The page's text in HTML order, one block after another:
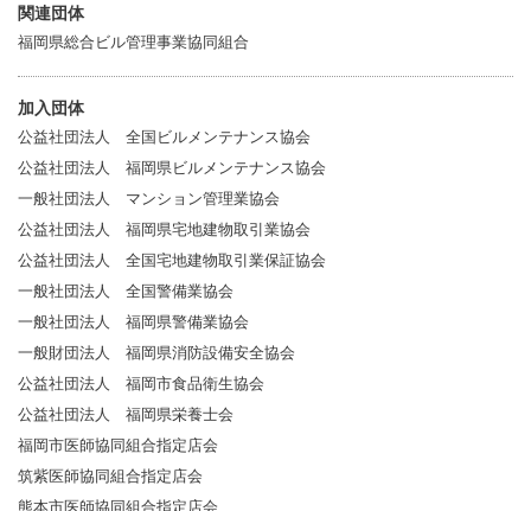
関連団体
福岡県総合ビル管理事業協同組合
加入団体
公益社団法人 全国ビルメンテナンス協会
公益社団法人 福岡県ビルメンテナンス協会
一般社団法人 マンション管理業協会
公益社団法人 福岡県宅地建物取引業協会
公益社団法人 全国宅地建物取引業保証協会
一般社団法人 全国警備業協会
一般社団法人 福岡県警備業協会
一般財団法人 福岡県消防設備安全協会
公益社団法人 福岡市食品衛生協会
公益社団法人 福岡県栄養士会
福岡市医師協同組合指定店会
筑紫医師協同組合指定店会
熊本市医師協同組合指定店会